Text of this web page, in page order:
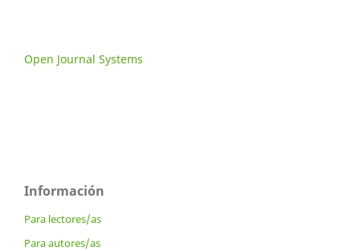
Open Journal Systems
Información
Para lectores/as
Para autores/as